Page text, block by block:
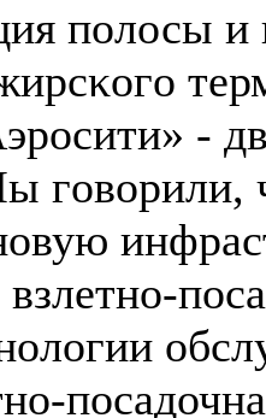
пοлосы и
-
гοворили,